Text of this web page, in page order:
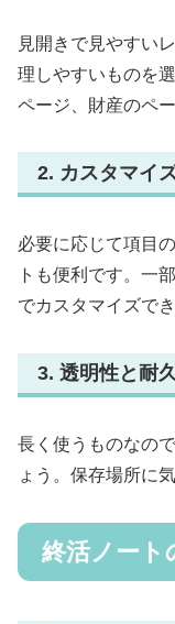
見開きで見やすい
理しやすいものを
ページ、財産のペ
2. カスタマイ
必要に応じて項目
トも便利です。一
でカスタマイズで
3. 透明性と耐
長く使うものなの
ょう。保存場所に
終活ノート